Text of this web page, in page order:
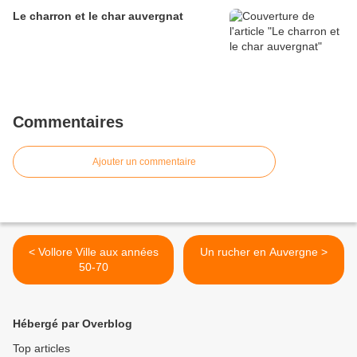
Le charron et le char auvergnat
Commentaires
Ajouter un commentaire
< Vollore Ville aux années
50-70
Un rucher en Auvergne >
Hébergé par Overblog
Top articles